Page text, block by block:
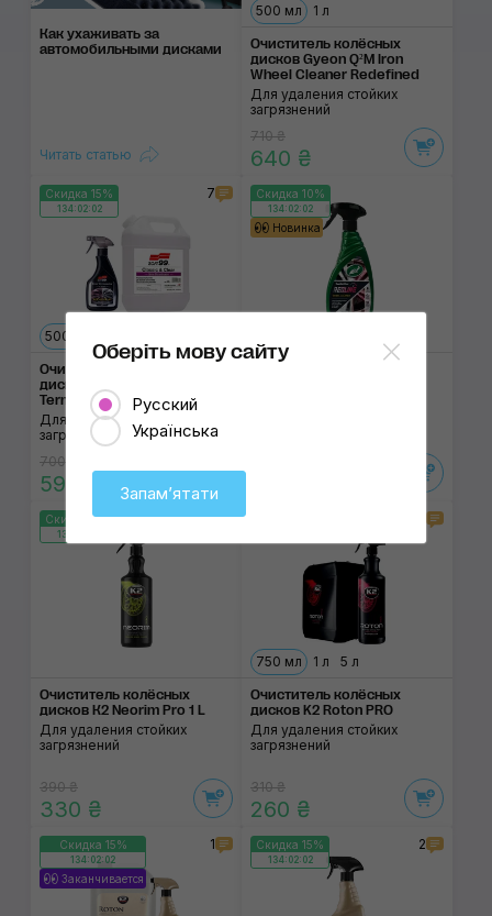
Как ухаживать за
автомобильными дисками
Читать статью
500 мл 1 л
Очиститель колёсных
дисков Gyeon Q²M Iron
Wheel Cleaner Redefined
Для удаления стойких
загрязнений
710 ₴
640 ₴
Скидка 15%
134:02:02
7
500 мл
Очиститель колёсных
дисков SOFT99 Iron
Terminator
Для удаления стойких
загрязнений
700 ₴
595 ₴
Скидка 10%
134:02:02
Новинка
Скидка 15%
134:02:02
1
Очиститель колёсных
дисков К2 Neorim Pro 1 L
Для удаления стойких
загрязнений
390 ₴
330 ₴
750 мл 1 л 5 л
Очиститель колёсных
дисков K2 Roton PRO
Для удаления стойких
загрязнений
310 ₴
260 ₴
Скидка 15%
134:02:02
Заканчивается
1 Скидка 15%
134:02:02
2
Оберіть мову сайту
Русский
Українська
Запамʼятати